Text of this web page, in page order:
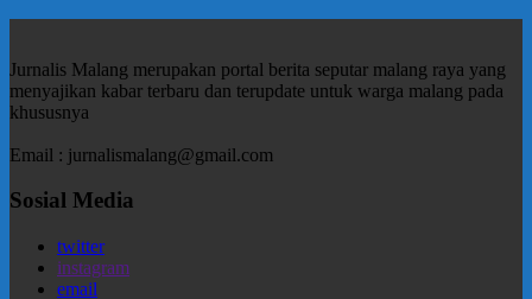
Jurnalis Malang merupakan portal berita seputar malang raya yang
menyajikan kabar terbaru dan terupdate untuk warga malang pada
khususnya
Email : jurnalismalang@gmail.com
Sosial Media
twitter
instagram
email